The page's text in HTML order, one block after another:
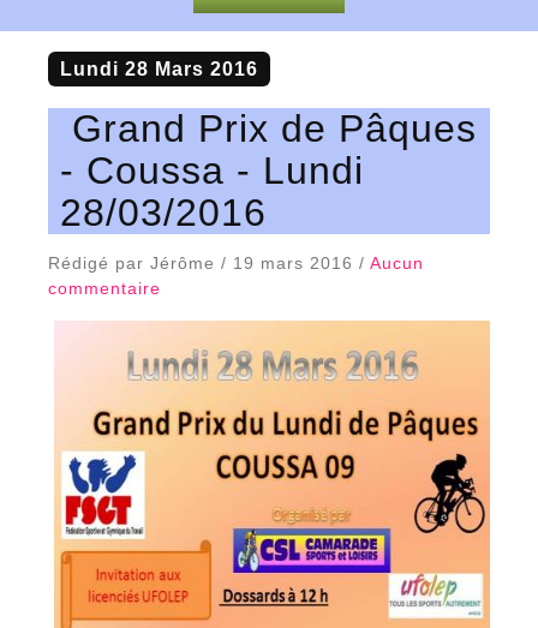
Nos sponsors
Articles de presse
Lundi 28 Mars 2016
Grand Prix de Pâques
- Coussa - Lundi
28/03/2016
Rédigé par Jérôme / 19 mars 2016 / Aucun
commentaire